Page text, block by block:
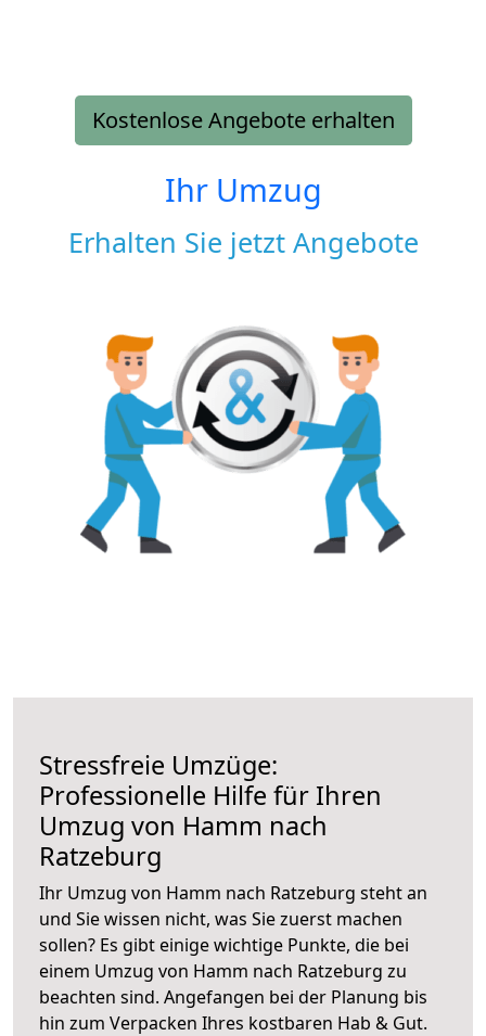
Kostenlose Angebote erhalten
Ihr Umzug
Erhalten Sie jetzt Angebote
Stressfreie Umzüge:
Professionelle Hilfe für Ihren
Umzug von Hamm nach
Ratzeburg
Ihr Umzug von Hamm nach Ratzeburg steht an
und Sie wissen nicht, was Sie zuerst machen
sollen? Es gibt einige wichtige Punkte, die bei
einem Umzug von Hamm nach Ratzeburg zu
beachten sind. Angefangen bei der Planung bis
hin zum Verpacken Ihres kostbaren Hab & Gut.